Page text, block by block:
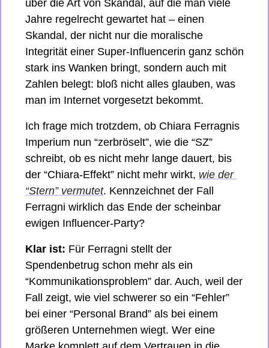
über die Art von Skandal, auf die man viele
Jahre regelrecht gewartet hat – einen
Skandal, der nicht nur die moralische
Integrität einer Super-Influencerin ganz schön
stark ins Wanken bringt, sondern auch mit
Zahlen belegt: bloß nicht alles glauben, was
man im Internet vorgesetzt bekommt.
Ich frage mich trotzdem, ob Chiara Ferragnis
Imperium nun “zerbröselt”, wie die “SZ”
schreibt, ob es nicht mehr lange dauert, bis
der “Chiara-Effekt” nicht mehr wirkt, wie der
“Stern” vermutet. Kennzeichnet der Fall
Ferragni wirklich das Ende der scheinbar
ewigen Influencer-Party?
Klar ist: Für Ferragni stellt der
Spendenbetrug schon mehr als ein
“Kommunikationsproblem” dar. Auch, weil der
Fall zeigt, wie viel schwerer so ein “Fehler”
bei einer “Personal Brand” als bei einem
größeren Unternehmen wiegt. Wer eine